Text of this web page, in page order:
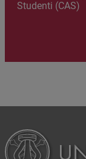
Studenti (CAS)